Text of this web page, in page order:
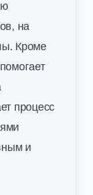
на
Кроме
процесс
и